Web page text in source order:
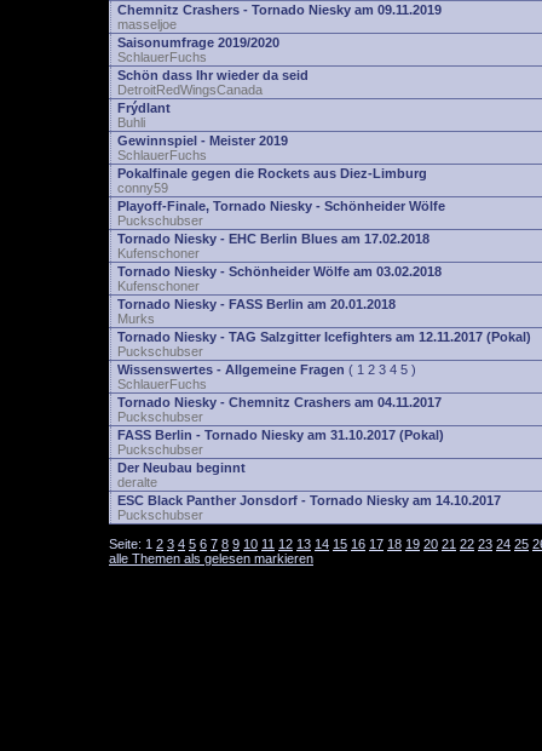
Chemnitz Crashers - Tornado Niesky am 09.11.2019
masseljoe
Saisonumfrage 2019/2020
SchlauerFuchs
Schön dass Ihr wieder da seid
DetroitRedWingsCanada
Frýdlant
Buhli
Gewinnspiel - Meister 2019
SchlauerFuchs
Pokalfinale gegen die Rockets aus Diez-Limburg
conny59
Playoff-Finale, Tornado Niesky - Schönheider Wölfe
Puckschubser
Tornado Niesky - EHC Berlin Blues am 17.02.2018
Kufenschoner
Tornado Niesky - Schönheider Wölfe am 03.02.2018
Kufenschoner
Tornado Niesky - FASS Berlin am 20.01.2018
Murks
Tornado Niesky - TAG Salzgitter Icefighters am 12.11.2017 (Pokal)
Puckschubser
Wissenswertes - Allgemeine Fragen ( 1 2 3 4 5 )
SchlauerFuchs
Tornado Niesky - Chemnitz Crashers am 04.11.2017
Puckschubser
FASS Berlin - Tornado Niesky am 31.10.2017 (Pokal)
Puckschubser
Der Neubau beginnt
deralte
ESC Black Panther Jonsdorf - Tornado Niesky am 14.10.2017
Puckschubser
Seite: 1 2 3 4 5 6 7 8 9 10 11 12 13 14 15 16 17 18 19 20 21 22 23 24 25
alle Themen als gelesen markieren